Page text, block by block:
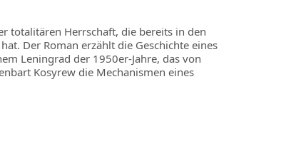
totalitären Herrschaft, die bereits in den
Der Roman erzählt die Geschichte eines
Leningrad der 1950er-Jahre, das von
Kosyrew die Mechanismen eines